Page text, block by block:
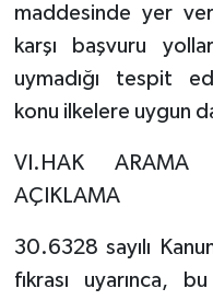
maddesinde yer
karşı başvuru
uymadığı tespit
konu ilkelere uygun
VI.HAK ARAMA
AÇIKLAMA
30.6328 sayılı
fıkrası uyarınca,